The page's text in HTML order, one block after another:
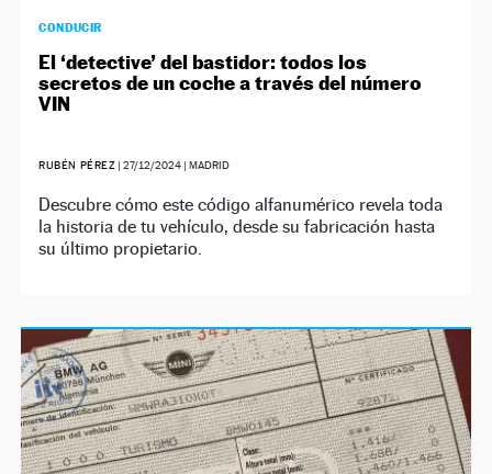
CONDUCIR
El ‘detective’ del bastidor: todos los
secretos de un coche a través del número
VIN
RUBÉN PÉREZ |27/12/2024 | MADRID
Descubre cómo este código alfanumérico revela toda
la historia de tu vehículo, desde su fabricación hasta
su último propietario.